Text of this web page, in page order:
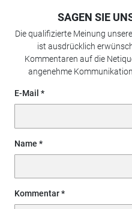
SAGEN SIE
Die qualifizierte Meinung
ist ausdrücklich
Kommentaren auf die
angenehme
E-Mail
Name
Kommentar